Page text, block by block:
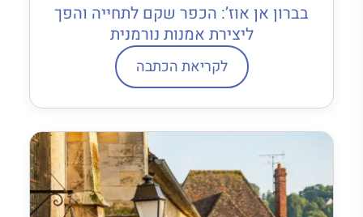
בברון אן אוז’: הכפר שקם לתחייה והפך
ליצירת אמנות נורמנית
לקריאת הכתבה